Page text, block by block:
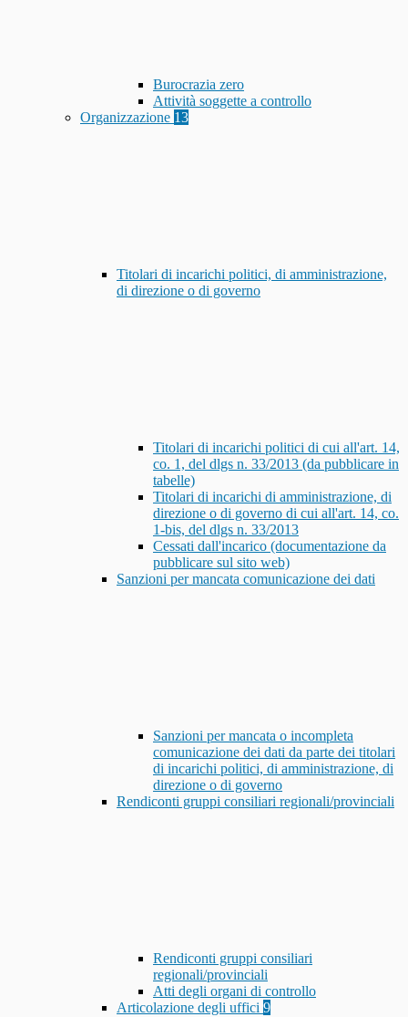
Burocrazia zero
Attività soggette a controllo
Organizzazione 13
Titolari di incarichi politici, di amministrazione,
di direzione o di governo
Titolari di incarichi politici di cui all'art. 14,
co. 1, del dlgs n. 33/2013 (da pubblicare in
tabelle)
Titolari di incarichi di amministrazione, di
direzione o di governo di cui all'art. 14, co.
1-bis, del dlgs n. 33/2013
Cessati dall'incarico (documentazione da
pubblicare sul sito web)
Sanzioni per mancata comunicazione dei dati
Sanzioni per mancata o incompleta
comunicazione dei dati da parte dei titolari
di incarichi politici, di amministrazione, di
direzione o di governo
Rendiconti gruppi consiliari regionali/provinciali
Rendiconti gruppi consiliari
regionali/provinciali
Atti degli organi di controllo
Articolazione degli uffici 9